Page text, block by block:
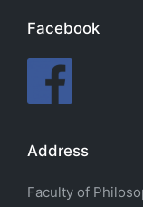
Facebook
Address
Faculty of